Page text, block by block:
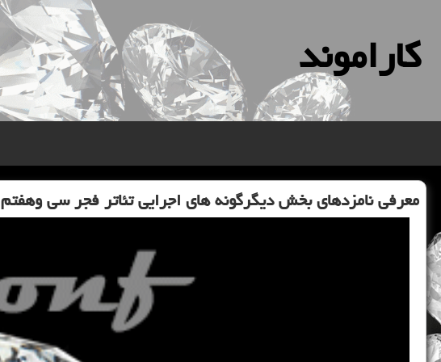
كاراموند
معرفی نامزدهای بخش دیگرگونه های اجرایی تئاتر فجر سی وهفتم